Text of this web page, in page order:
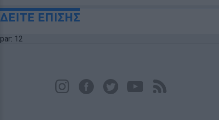
ΔΕΙΤΕ ΕΠΙΣΗΣ
par: 12